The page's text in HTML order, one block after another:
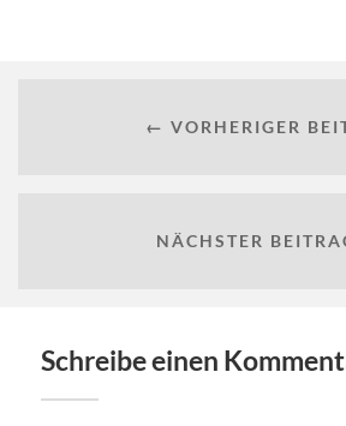
← VORHERIGER
NÄCHSTER
Schreibe einen